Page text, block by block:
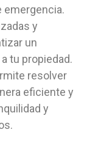
emergencia.
y
un
tu propiedad.
resolver
eficiente y
y